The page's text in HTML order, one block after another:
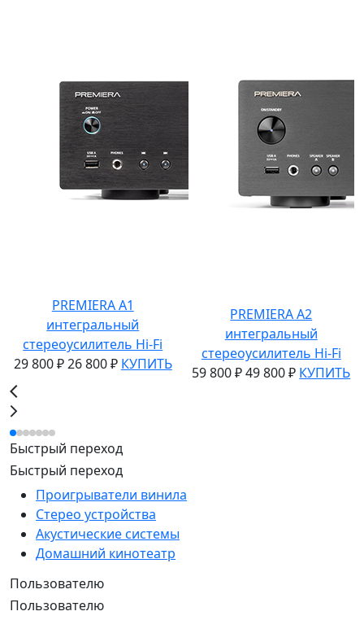
PREMIERA A1
интегральный
стереоусилитель Hi-Fi
29 800 ₽26 800 ₽ КУПИТЬ
PREMIERA A2
интегральный
стереоусилитель Hi-Fi
59 800 ₽49 800 ₽ КУПИТЬ
Быстрый переход
Быстрый переход
Проигрыватели винила
Стерео устройства
Акустические системы
Домашний кинотеатр
Пользователю
Пользователю